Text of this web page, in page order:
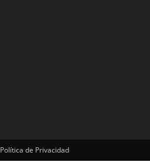
Política de Privacidad